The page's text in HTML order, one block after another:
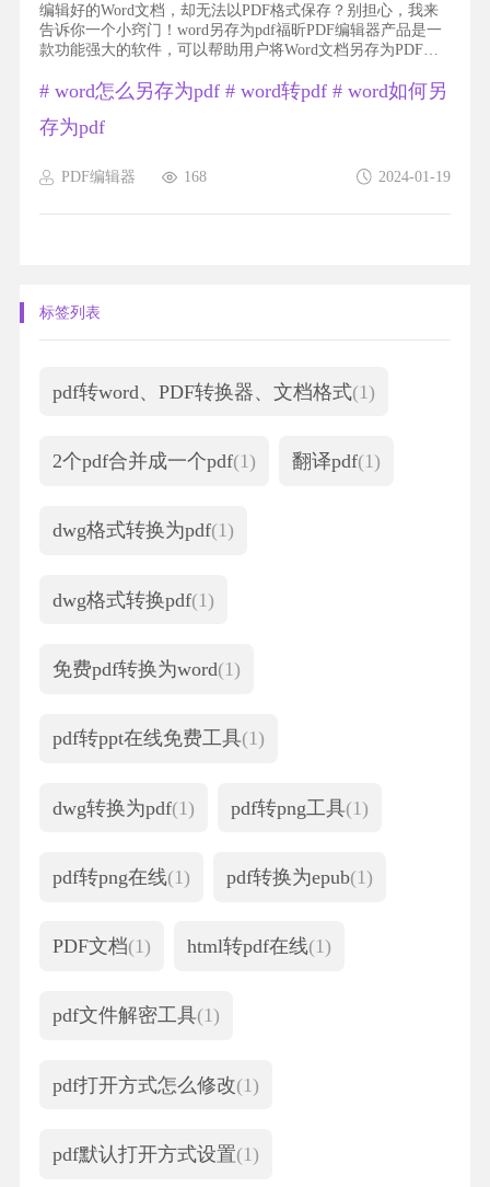
编辑好的Word文档，却无法以PDF格式保存？别担心，我来
告诉你一个小窍门！word另存为pdf福昕PDF编辑器产品是一
款功能强大的软件，可以帮助用户将Word文档另存为PDF格
量的PDF文件，而无需安装其他软件或使用在线转换工具。这
件进行文字、图片、表格等内容的编辑和调整。此外，这个
PDF编辑器 2024-01-19
168
# word怎么另存为pdf# word转pdf# word如何另
存为pdf
标签列表
pdf转word、PDF转换器、文档格式(1)
2个pdf合并成一个pdf(1) 翻译pdf(1)
dwg格式转换为pdf(1)
dwg格式转换pdf(1)
免费pdf转换为word(1)
pdf转ppt在线免费工具(1)
dwg转换为pdf(1) pdf转png工具(1)
pdf转png在线(1) pdf转换为epub(1)
PDF文档(1) html转pdf在线(1)
pdf文件解密工具(1)
pdf打开方式怎么修改(1)
pdf默认打开方式设置(1)